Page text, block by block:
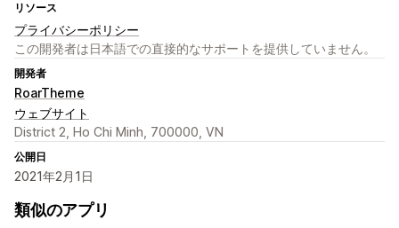
リソース
プライバシーポリシー
この開発者は日本語での直接的なサポートを提供していません。
開発者
RoarTheme
ウェブサイト
District 2, Ho Chi Minh, 700000, VN
公開日
2021年2月1日
類似のアプリ